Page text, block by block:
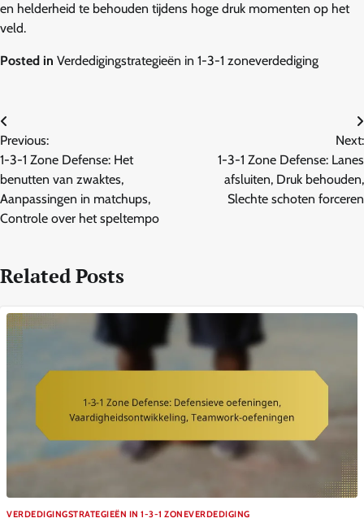
en helderheid te behouden tijdens hoge druk momenten op het
veld.
Posted in Verdedigingstrategieën in 1-3-1 zoneverdediging
Post
navigation
Previous:
1-3-1 Zone Defense: Het
benutten van zwaktes,
Aanpassingen in matchups,
Controle over het speltempo
Next:
1-3-1 Zone Defense: Lanes
afsluiten, Druk behouden,
Slechte schoten forceren
Related Posts
VERDEDIGINGSTRATEGIEËN IN 1-3-1 ZONEVERDEDIGING